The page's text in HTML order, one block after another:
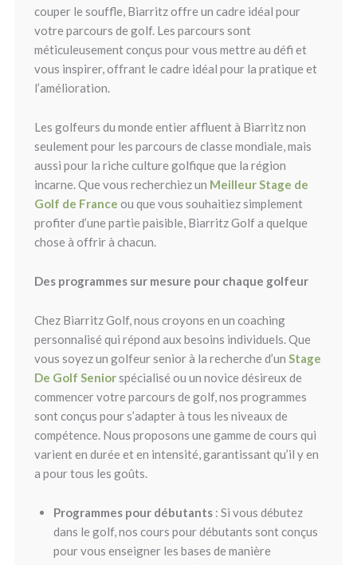
couper le souffle, Biarritz offre un cadre idéal pour
votre parcours de golf. Les parcours sont
méticuleusement conçus pour vous mettre au défi et
vous inspirer, offrant le cadre idéal pour la pratique et
l’amélioration.
Les golfeurs du monde entier affluent à Biarritz non
seulement pour les parcours de classe mondiale, mais
aussi pour la riche culture golfique que la région
incarne. Que vous recherchiez un Meilleur Stage de
Golf de France ou que vous souhaitiez simplement
profiter d’une partie paisible, Biarritz Golf a quelque
chose à offrir à chacun.
Des programmes sur mesure pour chaque golfeur
Chez Biarritz Golf, nous croyons en un coaching
personnalisé qui répond aux besoins individuels. Que
vous soyez un golfeur senior à la recherche d’un Stage
De Golf Seniorspécialisé ou un novice désireux de
commencer votre parcours de golf, nos programmes
sont conçus pour s’adapter à tous les niveaux de
compétence. Nous proposons une gamme de cours qui
varient en durée et en intensité, garantissant qu’il y en
a pour tous les goûts.
Programmes pour débutants: Si vous débutez
dans le golf, nos cours pour débutants sont conçus
pour vous enseigner les bases de manière